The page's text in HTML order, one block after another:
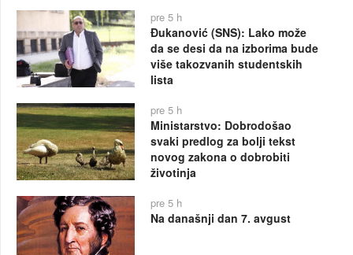
pre 5 h
Đukanović (SNS): Lako može
da se desi da na izborima bude
više takozvanih studentskih
lista
pre 5 h
Ministarstvo: Dobrodošao
svaki predlog za bolji tekst
novog zakona o dobrobiti
životinja
pre 5 h
Na današnji dan 7. avgust